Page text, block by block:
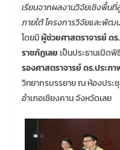
เรียนจากผลงานวิจัยเชิงพื้นที่
ภายใต้ โครงการวิจัยและพั
โดยมีผู้ช่วยศาสตราจารย์ ด
ราชภัฏเลย เป็นประธานเปิด
รองศาสตราจารย์ ดร.ประ
วิทยากรบรรยาย ณ ห้องประชุ
อำเภอเชียงคาน จังหวัดเลย